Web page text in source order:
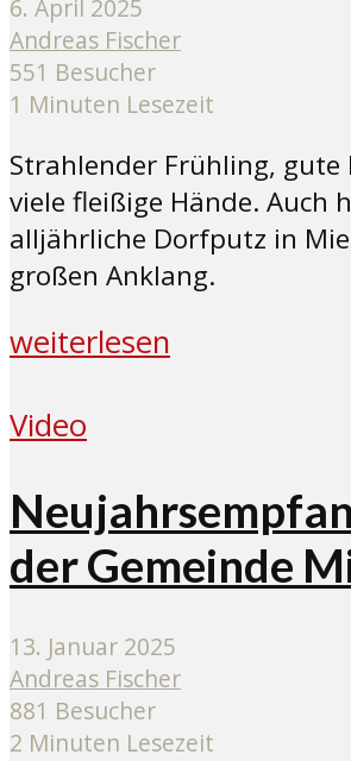
6. April 2025
Andreas Fischer
551 Besucher
1 Minuten Lesezeit
Strahlender Frühling, gute
viele fleißige Hände. Auch
alljährliche Dorfputz in
großen Anklang.
weiterlesen
Video
der Gemeinde
13. Januar 2025
Andreas Fischer
881 Besucher
2 Minuten Lesezeit